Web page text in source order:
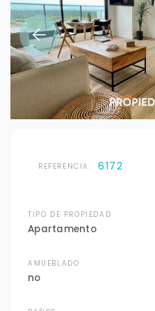
REFERENCIA: 6172
TIPO DE PROPIEDAD
Apartamento
AMUEBLADO
no